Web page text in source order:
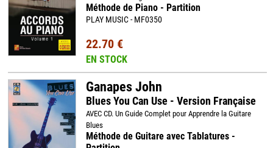
Méthode de Piano - Partition
PLAY MUSIC - MF0350
22.70 €
EN STOCK
Ganapes John
Blues You Can Use - Version Française
AVEC CD. Un Guide Complet pour Apprendre la Guitare
Blues
Méthode de Guitare avec Tablatures -